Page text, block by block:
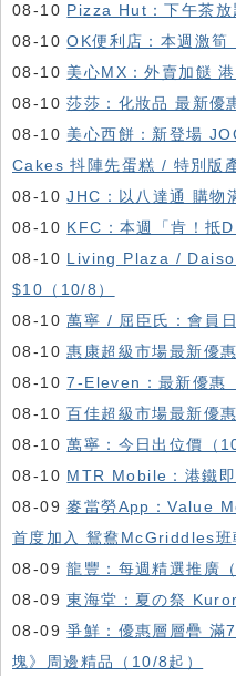
08-10 Pizza Hut：下午茶放
08-10OK便利店：本週激筍
08-10 美心MX：外賣加餸
08-10莎莎：化妝品 最新優
08-10 美心西餅：新登場
Cakes 抖陣先蛋糕 / 特別版
08-10JHC：以八達通 購物
08-10 KFC ：本週「肯！抵
08-10 Living Plaza /
$10（10/8）
08-10萬寧 / 屈臣氏：會員
08-10惠康超級市場最新優
08-107-Eleven：最新優惠
08-10百佳超級市場最新優
08-10萬寧：今日出位價（
08-10 MTR Mobile：港鐵即
08-09麥當勞App：Value
首度加入 鴛鴦McGriddles班
08-09龍豐：每週精選推廣
08-09東海堂：夏の祭
08-09爭鮮：優惠層層疊 滿
塊》周邊精品（10/8起）